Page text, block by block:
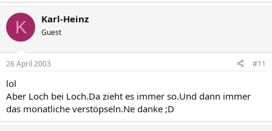
K Karl-Heinz
Guest
26 April 2003 #11
lol
Aber Loch bei Loch.Da zieht es immer so.Und dann immer
das monatliche verstöpseln.Ne danke ;D